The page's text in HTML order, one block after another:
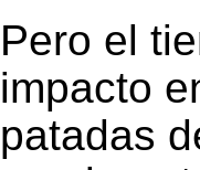
Pero el
impacto
patadas